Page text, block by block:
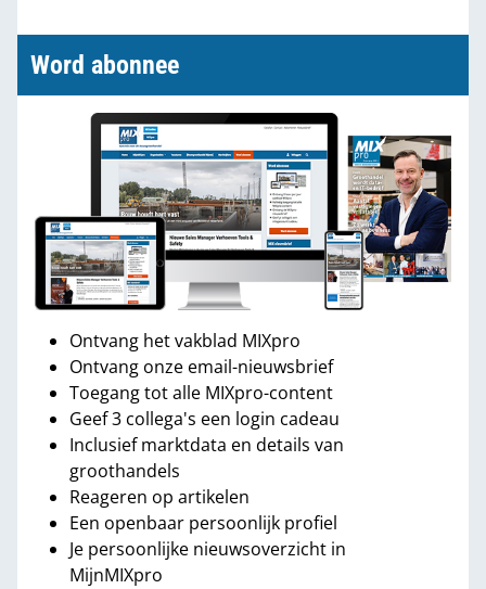
Word abonnee
Ontvang het vakblad MIXpro
Ontvang onze email-nieuwsbrief
Toegang tot alle MIXpro-content
Geef 3 collega's een login cadeau
Inclusief marktdata en details van
groothandels
Reageren op artikelen
Een openbaar persoonlijk profiel
Je persoonlijke nieuwsoverzicht in
MijnMIXpro